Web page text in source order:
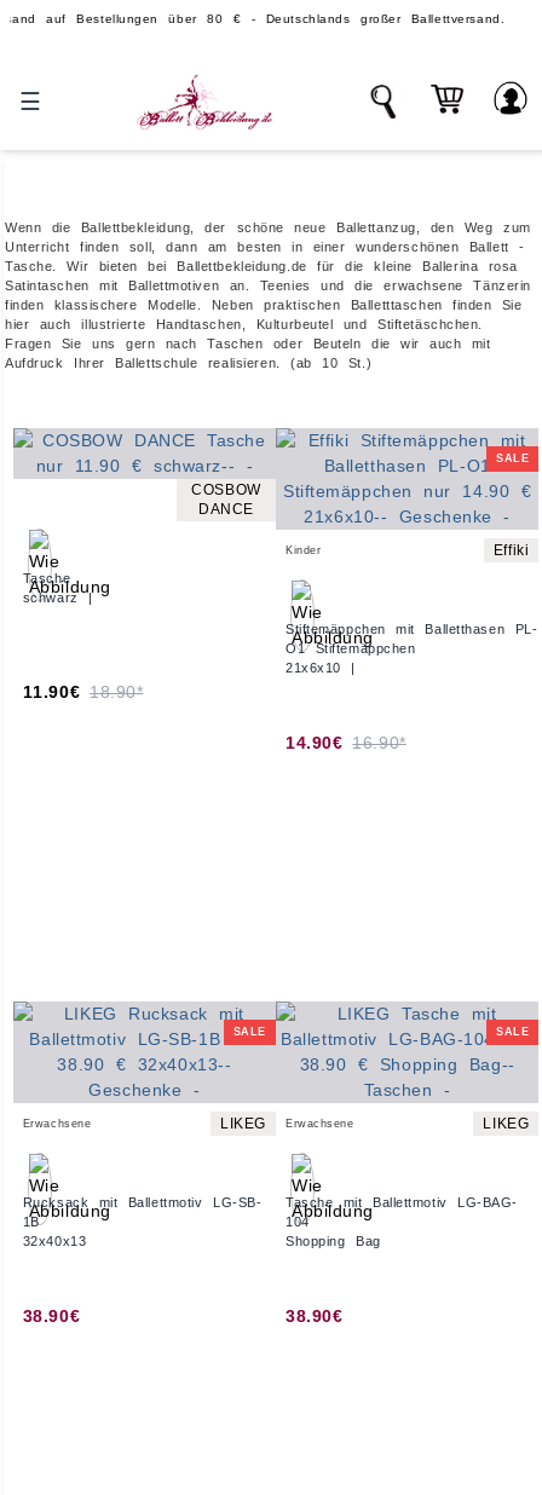
auf Bestellungen über 80 € - Deutschlands großer Ballettversand.
☰
Wenn die Ballettbekleidung, der schöne neue Ballettanzug, den Weg zum
Unterricht finden soll, dann am besten in einer wunderschönen Ballett -
Tasche. Wir bieten bei Ballettbekleidung.de für die kleine Ballerina rosa
Satintaschen mit Ballettmotiven an. Teenies und die erwachsene Tänzerin
finden klassischere Modelle. Neben praktischen Balletttaschen finden Sie
hier auch illustrierte Handtaschen, Kulturbeutel und Stiftetäschchen.
Fragen Sie uns gern nach Taschen oder Beuteln die wir auch mit
Aufdruck Ihrer Ballettschule realisieren. (ab 10 St.)
COSBOW
DANCE
Tasche
schwarz |
11.90€ 18.90*
SALE
Kinder Effiki
Stiftemäppchen mit Balletthasen PL-
O1 Stiftemäppchen
21x6x10 |
14.90€ 16.90*
SALE
Erwachsene LIKEG
Rucksack mit Ballettmotiv LG-SB-
1B
32x40x13
38.90€
SALE
Erwachsene LIKEG
Tasche mit Ballettmotiv LG-BAG-
104
Shopping Bag
38.90€